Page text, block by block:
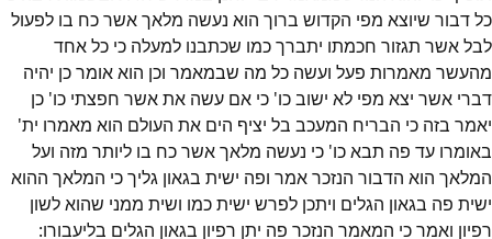
כל דבור שיוצא מפי הקדוש ברוך הוא נעשה מלאך אשר כח בו לפעול
לבל אשר תגזור חכמתו יתברך כמו שכתבנו למעלה כי כל אחד
מהעשר מאמרות פעל ועשה כל מה שבמאמר וכן הוא אומר כן יהיה
דברי אשר יצא מפי לא ישוב כו' כי אם עשה את אשר חפצתי כו' כן
יאמר בזה כי הבריח המעכב בל יציף הים את העולם הוא מאמרו ית'
באומרו עד פה תבא כו' כי נעשה מלאך אשר כח בו ליותר מזה ועל
המלאך הוא הדבור הנזכר אמר ופה ישית בגאון גליך כי המלאך ההוא
ישית פה בגאון הגלים ויתכן לפרש ישית כמו ושית ממני שהוא לשון
רפיון ואמר כי המאמר הנזכר פה יתן רפיון בגאון הגלים בליעבורו: